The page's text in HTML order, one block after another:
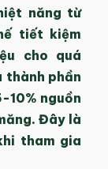
năng từ
tiết kiệm
cho quá
phần
10% nguồn
Đây là
tham gia